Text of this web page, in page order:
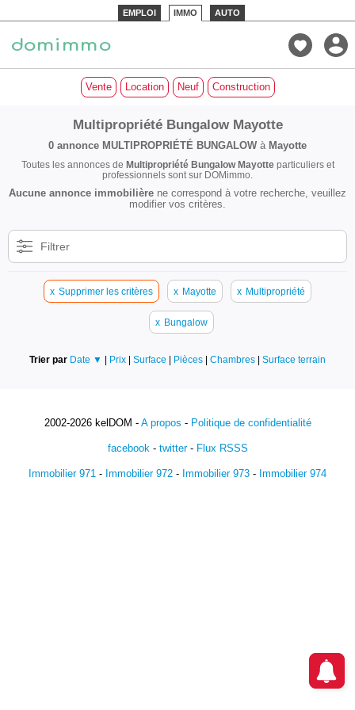
EMPLOI IMMO AUTO
Vente Location Neuf Construction
Multipropriété Bungalow Mayotte
0 annonce MULTIPROPRIÉTÉ BUNGALOW à Mayotte
Toutes les annonces de Multipropriété Bungalow Mayotteparticuliers et
professionnels sont sur DOMimmo.
Aucune annonce immobilière ne correspond à votre recherche, veuillez
modifier vos critères.
Filtrer
x Supprimer les critères x Mayotte x Multipropriété
x Bungalow
Trier par Date ▼ | Prix | Surface | Pièces | Chambres | Surface terrain
2002-2026 kelDOM - A propos - Politique de confidentialité
facebook- twitter- Flux RSSS
Immobilier 971 - Immobilier 972 - Immobilier 973 - Immobilier 974